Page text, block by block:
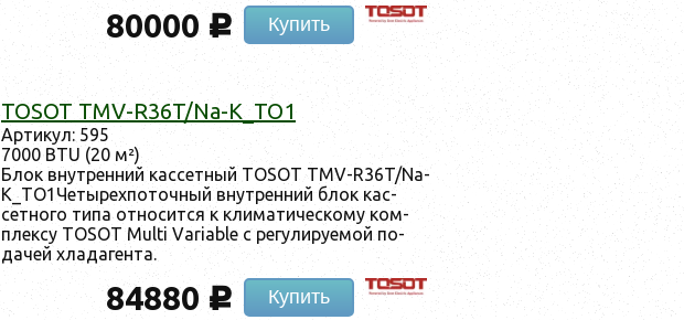
80000 c Купить
TOSOT TMV-R36T/Na-K_TO1
Ар­ти­кул: 595
7000 BTU (20 м²)
Блок внут­ренний кас­сетный TOSOT TMV-R36T/Na-
K_TO1Че­тырех­по­точ­ный внут­ренний блок кас­
сетно­го ти­па от­но­сит­ся к кли­мати­чес­ко­му ком­
плек­су TOSOT Multi Variable с ре­гули­ру­емой по­
дачей хла­даген­та.
84880 c Купить